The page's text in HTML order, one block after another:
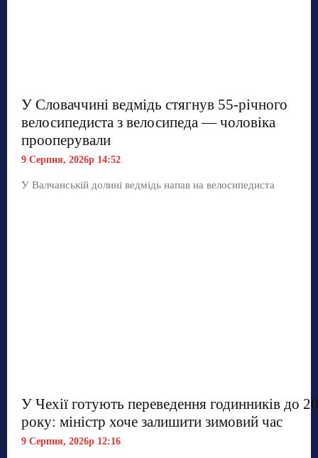
У Словаччині ведмідь стягнув 55-річного
велосипедиста з велосипеда — чоловіка
прооперували
9 Серпня, 2026р 14:52
У Валчанській долині ведмідь напав на велосипедиста
У Чехії готують переведення годинників до
року: міністр хоче залишити зимовий час
9 Серпня, 2026р 12:16